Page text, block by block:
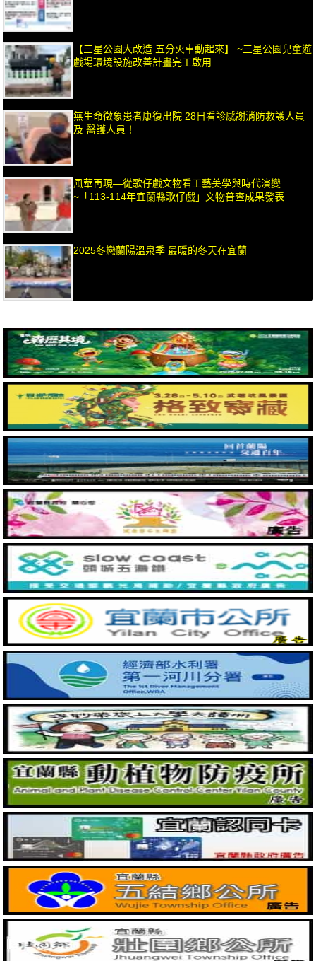
【三星公園大改造 五分火車動起來】 ~三星公園兒童遊
戲場環境設施改善計畫完工啟用
無生命徵象患者康復出院 28日看診感謝消防救護人員
及 醫護人員！
風華再現—從歌仔戲文物看工藝美學與時代演變
~「113-114年宜蘭縣歌仔戲」文物普查成果發表
2025冬戀蘭陽溫泉季 最暖的冬天在宜蘭